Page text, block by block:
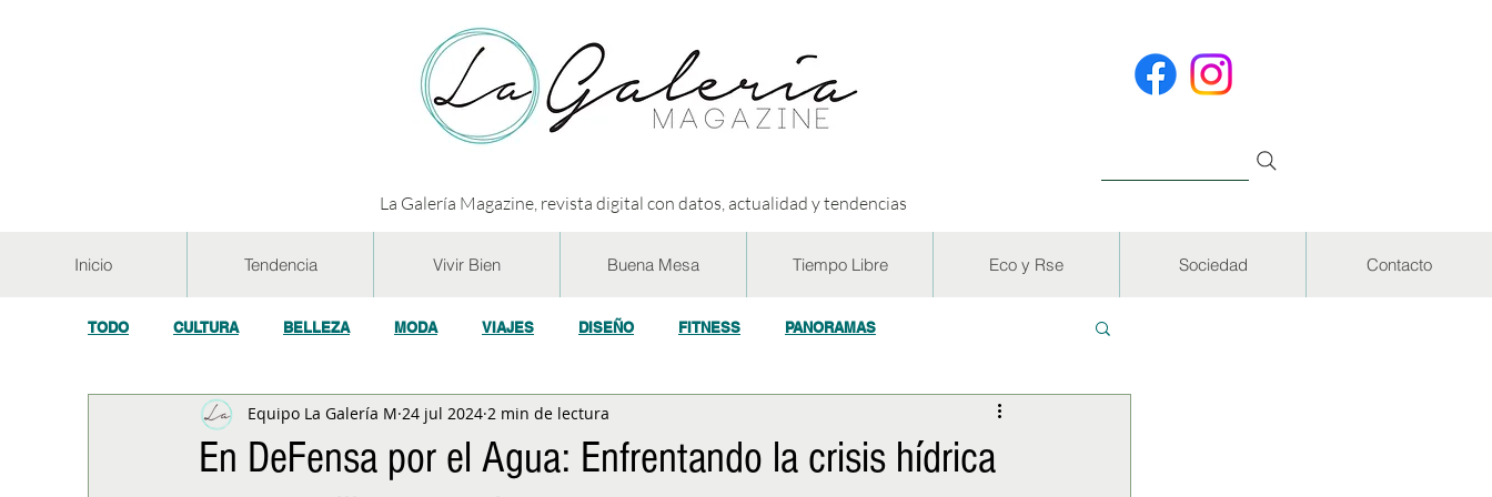
La Galería Magazine, revista digital con datos, actualidad y tendencias
Inicio Tendencia Vivir Bien Buena Mesa Tiempo Libre Eco y Rse Sociedad Contacto
TODO CULTURA BELLEZA MODA VIAJES DISEÑO FITNESS PANORAMAS
GASTRONOMÍA Y VINOS SALUD TECNOLOGÍA ECO y RSE ENTREVISTAS
En DeFensa por el Agua: Enfrentando la crisis hídrica
Equipo La Galería M 24 jul 2024 2 min de lectura